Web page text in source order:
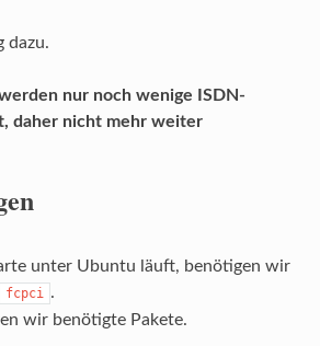
dazu.
nur noch wenige ISDN-
daher nicht mehr weiter
unter Ubuntu läuft, benötigen wir
fcpci .
wir benötigte Pakete.